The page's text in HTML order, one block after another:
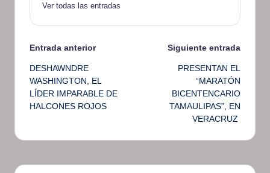
Ver todas las entradas
Navegación
de
entradas
Entrada anterior
DESHAWNDRE
WASHINGTON, EL
LÍDER IMPARABLE DE
HALCONES ROJOS
Siguiente entrada
PRESENTAN EL
“MARATÓN
BICENTENCARIO
TAMAULIPAS”, EN
VERACRUZ